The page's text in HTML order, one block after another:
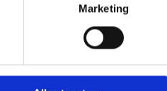
Marketing